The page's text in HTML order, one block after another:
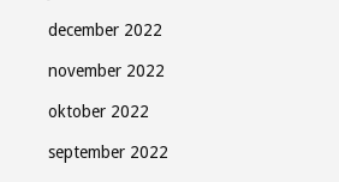
december 2022
november 2022
oktober 2022
september 2022